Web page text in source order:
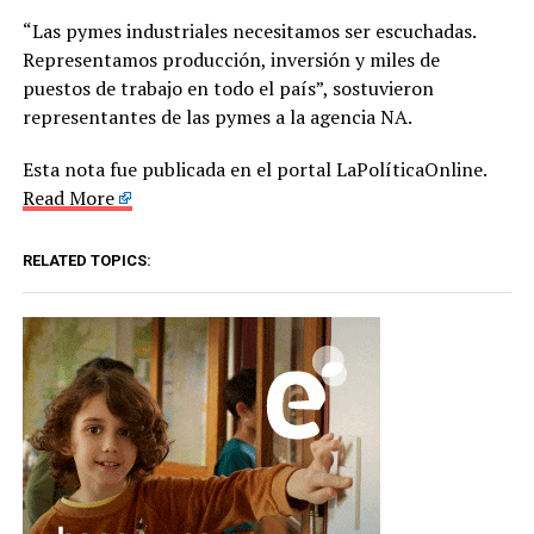
“Las pymes industriales necesitamos ser escuchadas.
Representamos producción, inversión y miles de
puestos de trabajo en todo el país”, sostuvieron
representantes de las pymes a la agencia NA.
Esta nota fue publicada en el portal LaPolíticaOnline.
Read More
RELATED TOPICS: